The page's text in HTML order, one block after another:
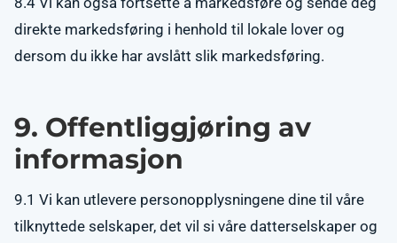
direkte markedsføring i henhold til lokale lover og
dersom du ikke har avslått slik markedsføring.
9. Offentliggjøring av
informasjon
9.1 Vi kan utlevere personopplysningene dine til våre
tilknyttede selskaper, det vil si våre datterselskaper og